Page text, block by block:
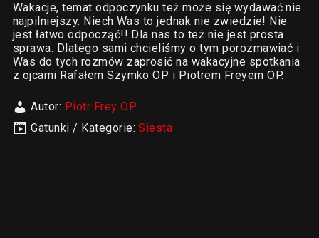
Wakacje, temat odpoczynku też może się wydawać nie
najpilniejszy. Niech Was to jednak nie zwiedzie! Nie
jest łatwo odpocząć!! Dla nas to też nie jest prosta
sprawa. Dlatego sami chcieliśmy o tym porozmawiać i
Was do tych rozmów zaprosić na wakacyjne spotkania
z ojcami Rafałem Szymko OP i Piotrem Freyem OP.
Autor: Piotr Frey OP
Gatunki / Kategorie:Siesta